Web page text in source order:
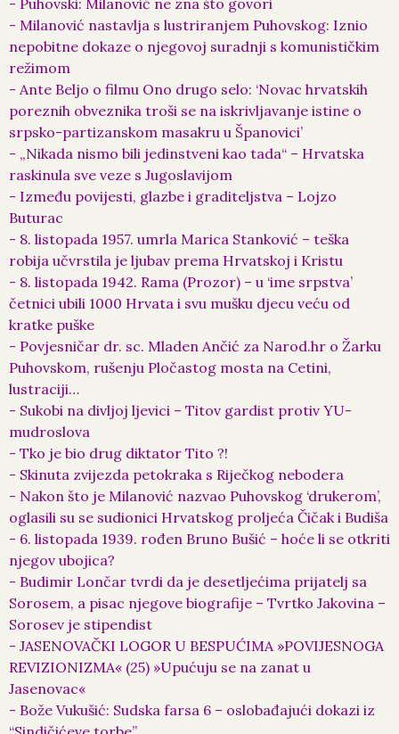
- Milanović nastavlja s lustriranjem Puhovskog: Iznio
nepobitne dokaze o njegovoj suradnji s komunističkim
režimom
- Ante Beljo o filmu Ono drugo selo: ‘Novac hrvatskih
poreznih obveznika troši se na iskrivljavanje istine o
srpsko-partizanskom masakru u Španovici’
- „Nikada nismo bili jedinstveni kao tada“ – Hrvatska
raskinula sve veze s Jugoslavijom
- Između povijesti, glazbe i graditeljstva – Lojzo
Buturac
- 8. listopada 1957. umrla Marica Stanković – teška
robija učvrstila je ljubav prema Hrvatskoj i Kristu
- 8. listopada 1942. Rama (Prozor) – u ‘ime srpstva’
četnici ubili 1000 Hrvata i svu mušku djecu veću od
kratke puške
- Povjesničar dr. sc. Mladen Ančić za Narod.hr o Žarku
Puhovskom, rušenju Pločastog mosta na Cetini,
lustraciji…
- Sukobi na divljoj ljevici – Titov gardist protiv YU-
mudroslova
- Tko je bio drug diktator Tito ?!
- Skinuta zvijezda petokraka s Riječkog nebodera
- Nakon što je Milanović nazvao Puhovskog ‘drukerom’,
oglasili su se sudionici Hrvatskog proljeća Čičak i Budiša
- 6. listopada 1939. rođen Bruno Bušić – hoće li se otkriti
njegov ubojica?
- Budimir Lončar tvrdi da je desetljećima prijatelj sa
Sorosem, a pisac njegove biografije – Tvrtko Jakovina –
Sorosev je stipendist
- JASENOVAČKI LOGOR U BESPUĆIMA »POVIJESNOGA
REVIZIONIZMA« (25) »Upućuju se na zanat u
Jasenovac«
- Bože Vukušić: Sudska farsa 6 – oslobađajući dokazi iz